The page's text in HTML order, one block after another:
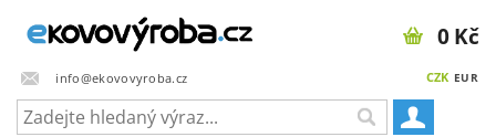
info@ekovovyroba.cz CZK EUR
0 Kč